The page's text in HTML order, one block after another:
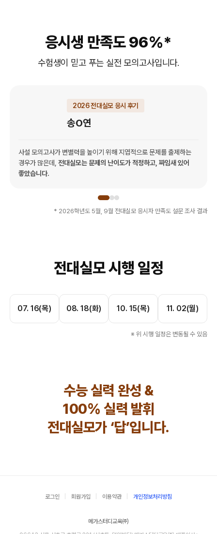
응시생 만족도 96%*
수험생이 믿고 푸는 실전 모의고사입니다.
2026 전대실모 응시 후기
송O연
사설 모의고사가 변별력을 높이기 위해 지엽적으로 문제를 출제하는
경우가 많은데,전대실모는 문제의 난이도가 적정하고, 짜임새 있어
좋았습니다.
* 2026학년도 5월, 9월 전대실모 응시자 만족도 설문 조사 결과
전대실모 시행 일정
07. 16(목) 08. 18(화) 10. 15(목) 11. 02(월)
※ 위 시행 일정은 변동될 수 있음
수능 실력 완성 &
100% 실력 발휘
전대실모가 ‘답’입니다.
로그인 회원가입 이용약관 개인정보처리방침
메가스터디교육㈜